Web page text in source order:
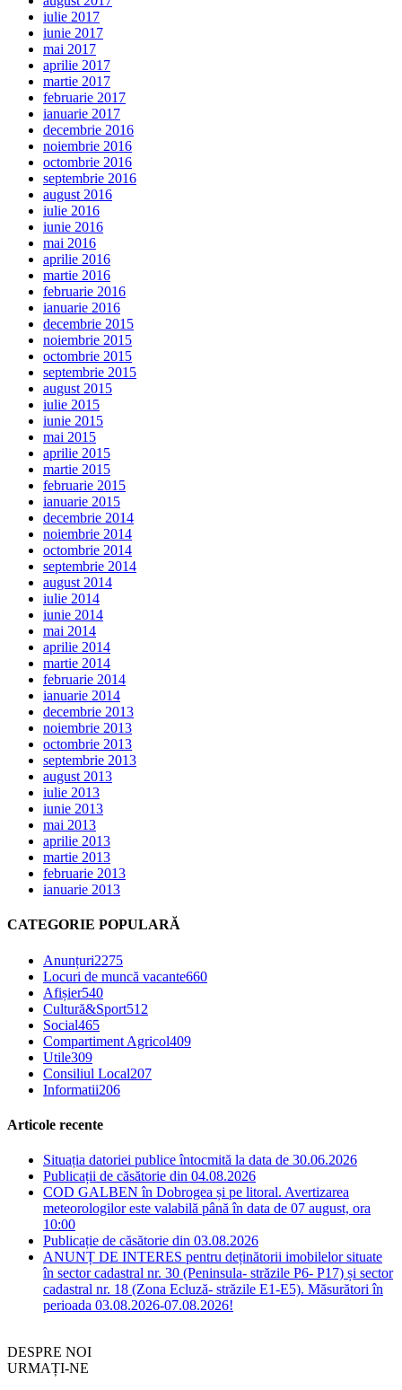
iulie 2017
iunie 2017
mai 2017
aprilie 2017
martie 2017
februarie 2017
ianuarie 2017
decembrie 2016
noiembrie 2016
octombrie 2016
septembrie 2016
august 2016
iulie 2016
iunie 2016
mai 2016
aprilie 2016
martie 2016
februarie 2016
ianuarie 2016
decembrie 2015
noiembrie 2015
octombrie 2015
septembrie 2015
august 2015
iulie 2015
iunie 2015
mai 2015
aprilie 2015
martie 2015
februarie 2015
ianuarie 2015
decembrie 2014
noiembrie 2014
octombrie 2014
septembrie 2014
august 2014
iulie 2014
iunie 2014
mai 2014
aprilie 2014
martie 2014
februarie 2014
ianuarie 2014
decembrie 2013
noiembrie 2013
octombrie 2013
septembrie 2013
august 2013
iulie 2013
iunie 2013
mai 2013
aprilie 2013
martie 2013
februarie 2013
ianuarie 2013
CATEGORIE POPULARĂ
Anunțuri2275
Locuri de muncă vacante660
Afișier540
Cultură&Sport512
Social465
Compartiment Agricol409
Utile309
Consiliul Local207
Informatii206
Articole recente
Situația datoriei publice întocmită la data de 30.06.2026
Publicații de căsătorie din 04.08.2026
COD GALBEN în Dobrogea și pe litoral. Avertizarea
meteorologilor este valabilă până în data de 07 august, ora
10:00
Publicație de căsătorie din 03.08.2026
ANUNȚ DE INTERES pentru deținătorii imobilelor situate
în sector cadastral nr. 30 (Peninsula- străzile P6- P17) și sector
cadastral nr. 18 (Zona Ecluză- străzile E1-E5). Măsurători în
perioada 03.08.2026-07.08.2026!
DESPRE NOI
URMAȚI-NE